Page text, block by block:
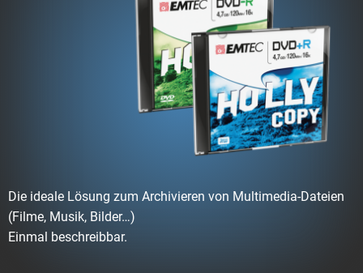
Die ideale Lösung zum Archivieren von Multimedia-Dateien
(Filme, Musik, Bilder…)
Einmal beschreibbar.